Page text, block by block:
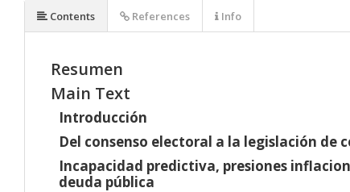
Resumen
Main Text
Introducción
Del consenso electoral a la legislación de
Incapacidad predictiva, presiones
deuda pública
Contents References Info